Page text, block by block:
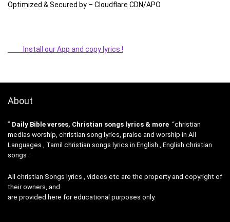
Optimized & Secured by – Cloudflare CDN/APO
Install our App and copy lyrics !
About
” Daily Bible verses, Christian songs lyrics & more “christian
medias worship, christian song lyrics, praise and worship in All
Languages , Tamil christian songs lyrics in English , English christian
songs .
All christian Songs lyrics , videos etc are the property and copyright of
their owners, and
are provided here for educational purposes only.